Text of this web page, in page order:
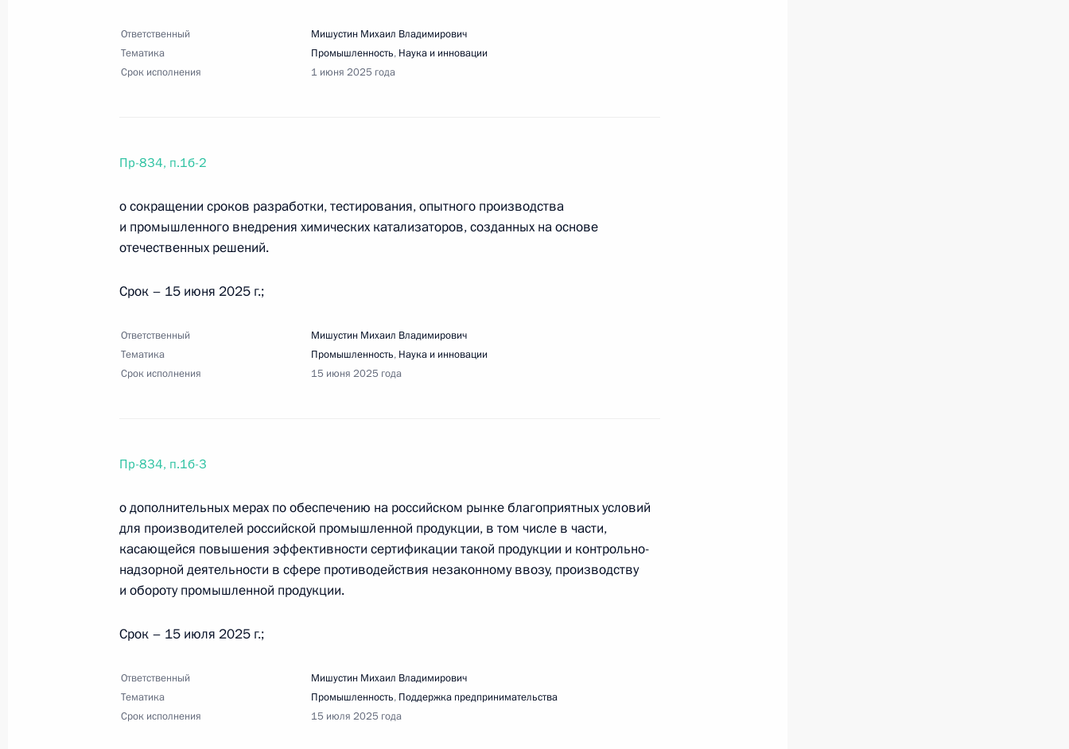
13 июня 2025 года, пятница
Перечень поручений по итогам заседания наблюдательного совета «Движения
29 мая 2025 года, четверг
22 мая 2025 года, четверг
Перечень поручений по итогам встречи Президента с обучающимися МГТУ имени
22 мая 2025 года, 21:00
21 мая 2025 года, среда
Ответственный
Мишустин Михаил Владимирович
Тематика
Промышленность, Наука и инновации
Срок исполнения
1 июня 2025 года
Пр-834, п.1б-2
о сокращении сроков разработки, тестирования, опытного производства
и промышленного внедрения химических катализаторов, созданных на основе
отечественных решений.
Срок – 15 июня 2025 г.;
Ответственный
Мишустин Михаил Владимирович
Тематика
Промышленность, Наука и инновации
Срок исполнения
15 июня 2025 года
Пр-834, п.1б-3
о дополнительных мерах по обеспечению на российском рынке благоприятных условий
для производителей российской промышленной продукции, в том числе в части,
касающейся повышения эффективности сертификации такой продукции и контрольно-
надзорной деятельности в сфере противодействия незаконному ввозу, производству
и обороту промышленной продукции.
Срок – 15 июля 2025 г.;
Ответственный
Мишустин Михаил Владимирович
Тематика
Промышленность, Поддержка предпринимательства
Срок исполнения
15 июля 2025 года